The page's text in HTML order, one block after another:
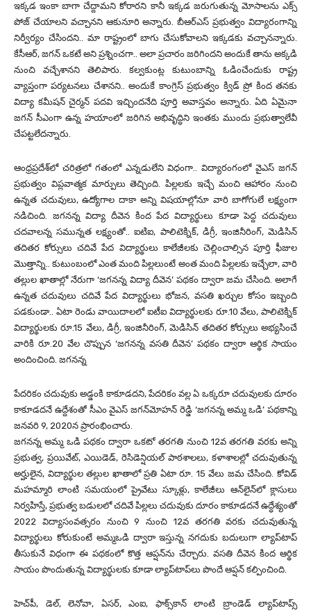
ఇక్కడ ఇంకా బాగా చేద్దామని కోరారని కానీ ఇక్కడ జరుగుతున్న మోసాలను ఎక్స్
పోజ్ చేయాలని వచ్చానని ఆకునూరి అన్నారు. బీఆర్ఎస్ ప్రభుత్వం విద్యారంగాన్ని
నిర్వీర్యం చేసిందని.. మా రాష్ట్రంలో బాగు చేసుకోవాలని ఇక్కడకు వచ్చానన్నారు.
కేసీఆర్, జగన్ ఒకటే అని ప్రశ్నించగా.. అలా ప్రచారం జరిగిందని అందుకే తాను అక్కడి
నుంచి వచ్చేశానని తెలిపారు. కల్వకుంట్ల కుటుంబాన్ని ఓడించేందుకు రాష్ట్ర
వ్యాప్తంగా పర్యటనలు చేశానని.. అందుకే కాంగ్రెస్ ప్రభుత్వం క్విడ్ ప్రో కింద తనకు
విద్యా కమీషన్ చైర్మన్ పదవి ఇచ్చిందనేది పూర్తి అవాస్తవం అన్నారు. ఏది ఏమైనా
జగన్ సీఎంగా ఉన్న హయాంలో జరిగిన అభివృద్ధిని ఇంతకు ముందు ప్రభుత్వాలేవీ
చేపట్టలేదన్నారు.
ఆంధ్ర‌ప్ర‌దేశ్‌లో చ‌రిత్ర‌లో గతంలో ఎన్న‌డులేని విధంగా.. విద్యారంగంలో వైఎస్ జ‌గ‌న్
ప్ర‌భుత్వం విప్లవాత్మక మార్పులు తెచ్చింది. పిల్లలకు ఇచ్చే మంచి ఆహారం నుంచి
ఉన్నత చదువులు, ఉద్యోగాల దాకా అన్ని విషయాల్లోనూ వారి బాగోగులే లక్ష్యంగా
నడిచింది. జగనన్న విద్యా దీవెన‌ కింద పేద విద్యార్థులు కూడా పెద్ద చదువులు
చదవాలన్న సమున్నత లక్ష్యంతో.. ఐటిఐ, పాలిటెక్నిక్, డిగ్రీ, ఇంజినీరింగ్, మెడిసిన్
తదితర కోర్సులు చదివే పేద విద్యార్థులు కాలేజీలకు చెల్లించాల్సిన పూర్తి ఫీజుల
మొత్తాన్ని.. కుటుంబంలో ఎంత మంది పిల్లలుంటే అంత మంది పిల్లలకు ఇచ్చేలా, వారి
తల్లుల ఖాతాల్లో నేరుగా ‘జగనన్న విద్యా దీవెన’ ప‌థ‌కం ద్వారా జమ చేసింది. అలాగే
ఉన్నత చదువులు చదివే పేద విద్యార్థులు భోజన, వసతి ఖర్చుల కోసం ఇబ్బంది
పడకుండా.. ఏటా రెండు వాయిదాలలో ఐటీఐ విద్యార్థులకు రూ.10 వేలు, పాలిటెక్నిక్
విద్యార్థులకు రూ.15 వేలు, డిగ్రీ, ఇంజినీరింగ్, మెడిసిన్ తదితర కోర్సులు అభ్యసించే
వారికి రూ.20 వేల చొప్పున ‘జగనన్న వసతి దీవెన’ ప‌థ‌కం ద్వారా ఆర్థిక సాయం
అందించింది. జగనన్న
పేదరికం చదువుకు అడ్డంకి కాకూడదని, పేదరికం వల్ల ఏ ఒక్కరూ చదువులకు దూరం
కాకూడదనే ఉద్దేశంతో సీఎం వైఎస్‌ జగన్‌మోహన్‌ రెడ్డి ‘జగనన్న అమ్మ ఒడి’ పథకాన్ని
జనవరి 9, 2020న ప్రారంభించారు.
జగనన్న అమ్మ ఒడి పథకం ద్వారా ఒకటో తరగతి నుంచి 12వ తరగతి వరకు అన్ని
ప్రభుత్వ, ప్రయివేట్, ఎయిడెడ్, రెసిడెన్షియల్‌ పాఠశాలలు, కళాశాలల్లో చదువుతున్న
అర్హులైన, విద్యార్థుల తల్లుల ఖాతాలో ప్రతి ఏటా రూ. 15 వేలు జమ చేసింది. కోవిడ్‌
మహమ్మారి లాంటి సమయంలో ప్రైవేటు స్కూళ్లు, కాలేజీలు ఆన్‌లైన్‌లో క్లాసులు
నిర్వహిస్తే, ప్రభుత్వ బడులలో చదివే పిల్లలు చదువుకు దూరం కాకూడదనే ఉద్ధేశ్యంతో
2022 విద్యాసంవత్సరం నుంచి 9 నుంచి 12వ తరగతి వరకు చదువుతున్న
విద్యార్థులు కోరుకుంటే అమ్మఒడి ద్వారా ఇస్తున్న నగదుకు బదులుగా ల్యాప్‌టాప్‌
తీసుకునే విధంగా ఈ పథకంలో కొత్త ఆప్షన్‌ను చేర్చారు. వసతి దీవెన కింద ఆర్థిక
సాయం పొందుతున్న విద్యార్థులకు కూడా ల్యాప్‌టాప్‌లు పొందే ఆప్షన్‌ కల్పించింది.
హెచ్‌పీ, డెల్, లెనోవా, ఏసర్, ఎంఐ, ఫాక్స్‌కాన్‌ లాంటి బ్రాండెడ్‌ ల్యాప్‌టాప్స్‌